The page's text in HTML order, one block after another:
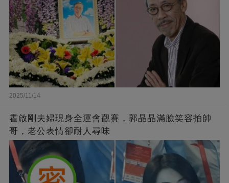
2025/11/14
霍啟剛夫婦現身全運會觀賽，郭晶晶滿臉笑容拍帥
哥，老公表情卻耐人尋味